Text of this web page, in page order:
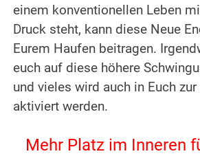
einem konventionellen Leben
Druck steht, kann diese Neue
Eurem Haufen beitragen.
euch auf diese höhere
und vieles wird auch in Euch
aktiviert werden.
Mehr Platz im Inneren